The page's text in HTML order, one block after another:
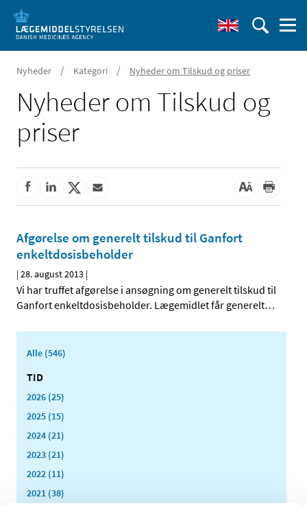
Nyheder / Kategori / Nyheder om Tilskud og priser
Nyheder om Tilskud og
priser
Afgørelse om generelt tilskud til Ganfort
enkeltdosis­­beholder
|28. august 2013 |
Vi har truffet afgørelse i ansøgning om generelt tilskud til
Ganfort enkeltdosisbeholder. Lægemidlet får generelt…
Alle (546)
TID
2026 (25)
2025 (15)
2024 (21)
2023 (21)
2022 (11)
2021 (38)